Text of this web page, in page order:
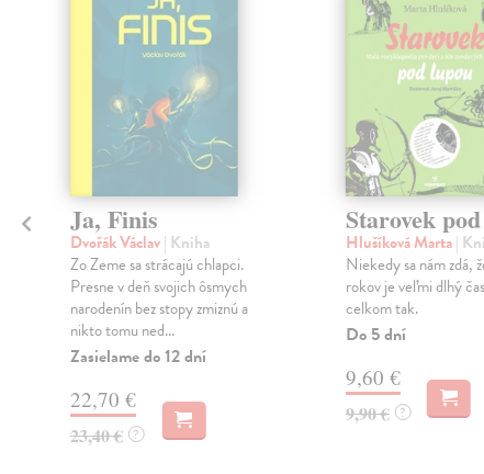
Ja, Finis
Dvořák Václav| Kniha
Zo Zeme sa strácajú chlapci.
Presne v deň svojich ôsmych
narodenín bez stopy zmiznú a
nikto tomu ned...
Zasielame do 12 dní
22,70 €
23,40 € ?
Starovek
Hlušíková Marta|
Niekedy sa nám zdá,
rokov je veľmi dlhý
celkom tak.
Do 5 dní
9,60 €
9,90 € ?